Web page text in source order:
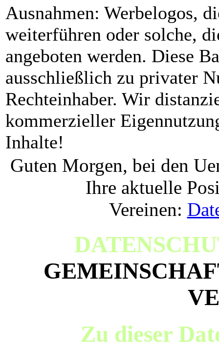
Ausnahmen: Werbelogos,
weiterführen oder solche,
angeboten werden. Diese
ausschließlich zu privater
Rechteinhaber. Wir
kommerzieller
Inhalte!
Guten Morgen, bei den
Ihre aktuelle
Vereinen:
Zu dieser